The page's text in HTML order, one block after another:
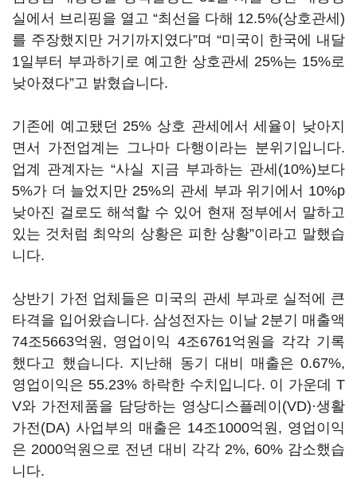
실에서 브리핑을 열고 “최선을 다해 12.5%(상호관세)
를 주장했지만 거기까지였다”며 “미국이 한국에 내달
1일부터 부과하기로 예고한 상호관세 25%는 15%로
낮아졌다”고 밝혔습니다.
기존에 예고됐던 25% 상호 관세에서 세율이 낮아지
면서 가전업계는 그나마 다행이라는 분위기입니다.
업계 관계자는 “사실 지금 부과하는 관세(10%)보다
5%가 더 늘었지만 25%의 관세 부과 위기에서 10%p
낮아진 걸로도 해석할 수 있어 현재 정부에서 말하고
있는 것처럼 최악의 상황은 피한 상황”이라고 말했습
니다.
상반기 가전 업체들은 미국의 관세 부과로 실적에 큰
타격을 입어왔습니다. 삼성전자는 이날 2분기 매출액
74조5663억원, 영업이익 4조6761억원을 각각 기록
했다고 했습니다. 지난해 동기 대비 매출은 0.67%,
영업이익은 55.23% 하락한 수치입니다. 이 가운데 T
V와 가전제품을 담당하는 영상디스플레이(VD)·생활
가전(DA) 사업부의 매출은 14조1000억원, 영업이익
은 2000억원으로 전년 대비 각각 2%, 60% 감소했습
니다.